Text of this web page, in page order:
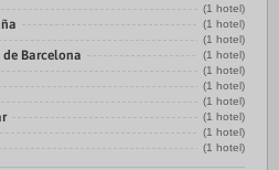
(1 hotel)
(1 hotel)
(1 hotel)
de Barcelona (1 hotel)
(1 hotel)
(1 hotel)
(1 hotel)
(1 hotel)
(1 hotel)
(1 hotel)